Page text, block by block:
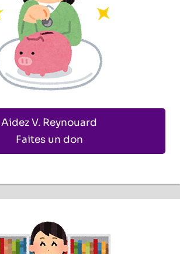
Aidez V. Reynouard
Faites un don